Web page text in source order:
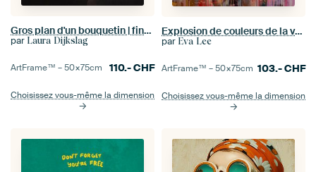
Gros plan d'un bouquetin | fineart photography
par Laura Dijkslag
ArtFrame™ –50×75cm 110.-CHF
Choisissez vous-même la dimension
Explosion de couleurs de la vache écossaise Highlander
par Eva Lee
ArtFrame™ –50×75cm 103.-CHF
Choisissez vous-même la dimension